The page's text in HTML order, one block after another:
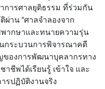
การศาลยุติธรรม ที่ร่วมกัน
าน “ศาลจำลองจาก
พากษาและทนายความรุ่น
กระบวนการพิจารณาคดี
ของการพัฒนาบุคลากรทาง
ชีพได้เรียนรู้ เข้าใจ และ
รปฏิบัติงานจริง